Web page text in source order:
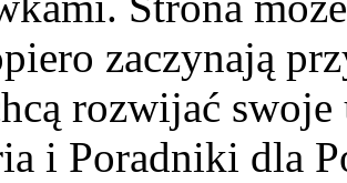
zaczynają
rozwijać
i Poradniki dla